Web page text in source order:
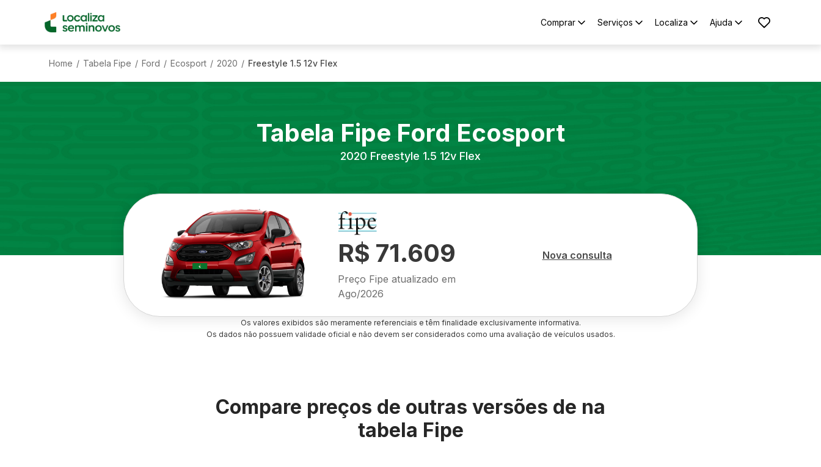
Comprar Serviços Localiza Ajuda
Home / Tabela Fipe / Ford / Ecosport / 2020 / Freestyle 1.5 12v Flex
Tabela Fipe Ford Ecosport
2020 Freestyle 1.5 12v Flex
R$ 71.609
Preço Fipe atualizado em
Ago/2026
Nova consulta
Os valores exibidos são meramente referenciais e têm finalidade exclusivamente informativa.
Os dados não possuem validade oficial e não devem ser considerados como uma avaliação de veículos usados.
Compare preços de outras versões de na
tabela Fipe